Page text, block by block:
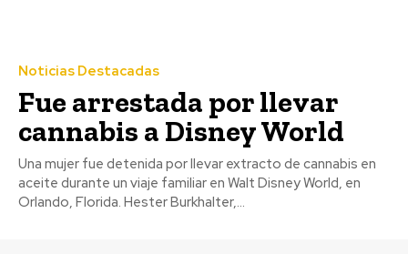
Noticias Destacadas
Fue arrestada por llevar
cannabis a Disney World
Una mujer fue detenida por llevar extracto de cannabis en
aceite durante un viaje familiar en Walt Disney World, en
Orlando, Florida. Hester Burkhalter,...